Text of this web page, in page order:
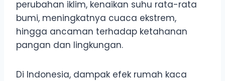
perubahan iklim, kenaikan suhu rata-rata
bumi, meningkatnya cuaca ekstrem,
hingga ancaman terhadap ketahanan
pangan dan lingkungan.
Di Indonesia, dampak efek rumah kaca